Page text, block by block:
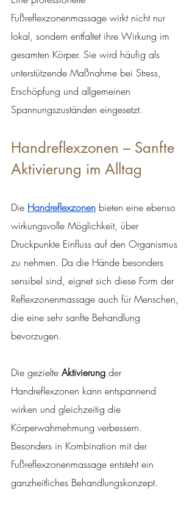
Fußreflexzonenmassage wirkt nicht nur
lokal, sondern entfaltet ihre Wirkung im
gesamten Körper. Sie wird häufig als
unterstützende Maßnahme bei Stress,
Erschöpfung und allgemeinen
Spannungszuständen eingesetzt.
Handreflexzonen – Sanfte
Aktivierung im Alltag
Die Handreflexzonen bieten eine ebenso
wirkungsvolle Möglichkeit, über
Druckpunkte Einfluss auf den Organismus
zu nehmen. Da die Hände besonders
sensibel sind, eignet sich diese Form der
Reflexzonenmassage auch für Menschen,
die eine sehr sanfte Behandlung
bevorzugen.
Die gezielte Aktivierung der
Handreflexzonen kann entspannend
wirken und gleichzeitig die
Körperwahrnehmung verbessern.
Besonders in Kombination mit der
Fußreflexzonenmassage entsteht ein
ganzheitliches Behandlungskonzept.